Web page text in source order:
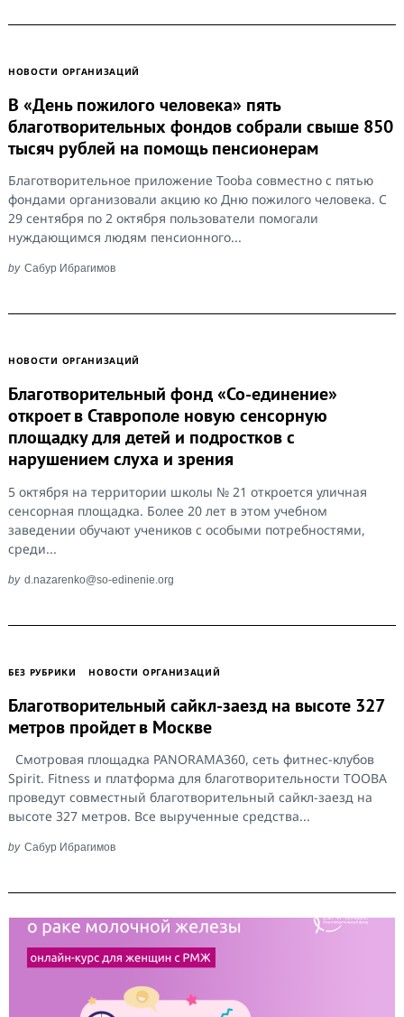
НОВОСТИ ОРГАНИЗАЦИЙ
В «День пожилого человека» пять
благотворительных фондов собрали свыше 850
тысяч рублей на помощь пенсионерам
Благотворительное приложение Tooba совместно с пятью
фондами организовали акцию ко Дню пожилого человека. С
29 сентября по 2 октября пользователи помогали
нуждающимся людям пенсионного...
by Сабур Ибрагимов
НОВОСТИ ОРГАНИЗАЦИЙ
Благотворительный фонд «Со-единение»
откроет в Ставрополе новую сенсорную
площадку для детей и подростков с
нарушением слуха и зрения
5 октября на территории школы № 21 откроется уличная
сенсорная площадка. Более 20 лет в этом учебном
заведении обучают учеников с особыми потребностями,
среди...
by d.nazarenko@so-edinenie.org
БЕЗ РУБРИКИ НОВОСТИ ОРГАНИЗАЦИЙ
Благотворительный сайкл-заезд на высоте 327
метров пройдет в Москве
Смотровая площадка PANORAMA360, сеть фитнес-клубов
Spirit. Fitness и платформа для благотворительности TOOBA
проведут совместный благотворительный сайкл-заезд на
высоте 327 метров. Все вырученные средства...
by Сабур Ибрагимов